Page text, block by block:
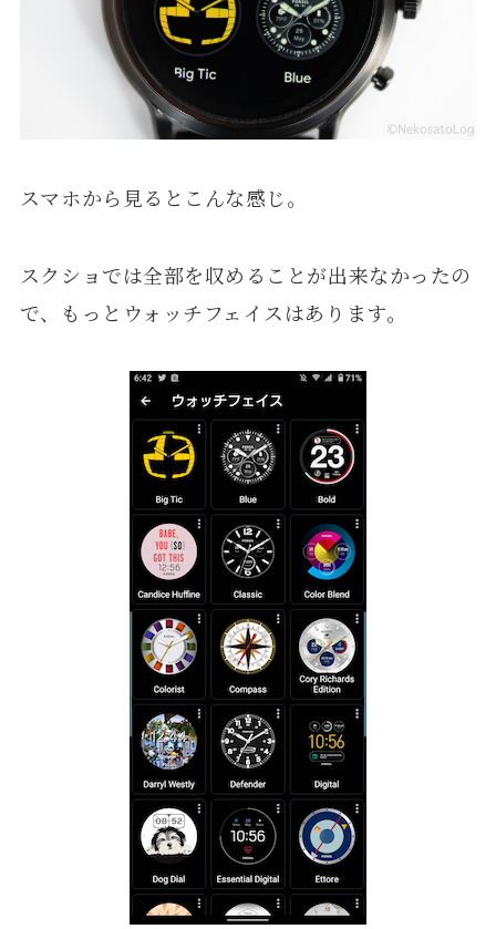
スマホから見るとこんな感じ。
スクショでは全部を収めることが出来なかったの
で、もっとウォッチフェイスはあります。